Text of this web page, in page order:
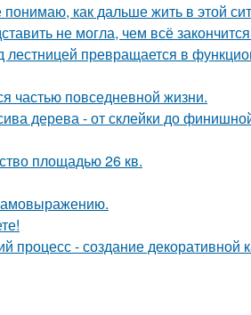
как дальше жить в этой
не могла, чем всё
лестницей превращается в
частью повседневной жизни.
дерева - от склейки до
площадью 26 кв.
процесс - создание декоративной